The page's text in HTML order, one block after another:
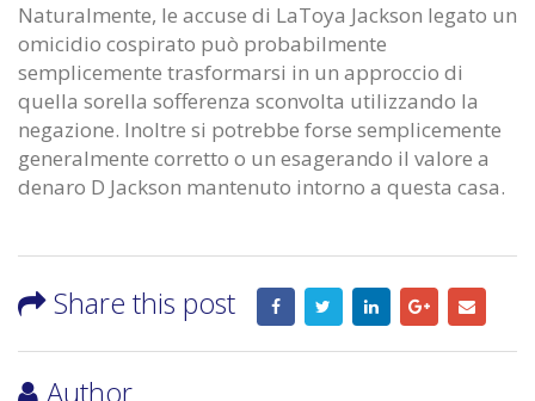
Naturalmente, le accuse di LaToya Jackson legato un
omicidio cospirato può probabilmente
semplicemente trasformarsi in un approccio di
quella sorella sofferenza sconvolta utilizzando la
negazione. Inoltre si potrebbe forse semplicemente
generalmente corretto o un esagerando il valore a
denaro D Jackson mantenuto intorno a questa casa.
Share this post
Author